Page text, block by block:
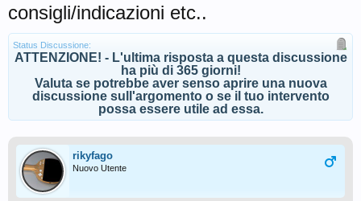
consigli/indicazioni etc..
Status Discussione:
ATTENZIONE! - L'ultima risposta a questa discussione
ha più di 365 giorni!
Valuta se potrebbe aver senso aprire una nuova
discussione sull'argomento o se il tuo intervento
possa essere utile ad essa.
rikyfago
Nuovo Utente